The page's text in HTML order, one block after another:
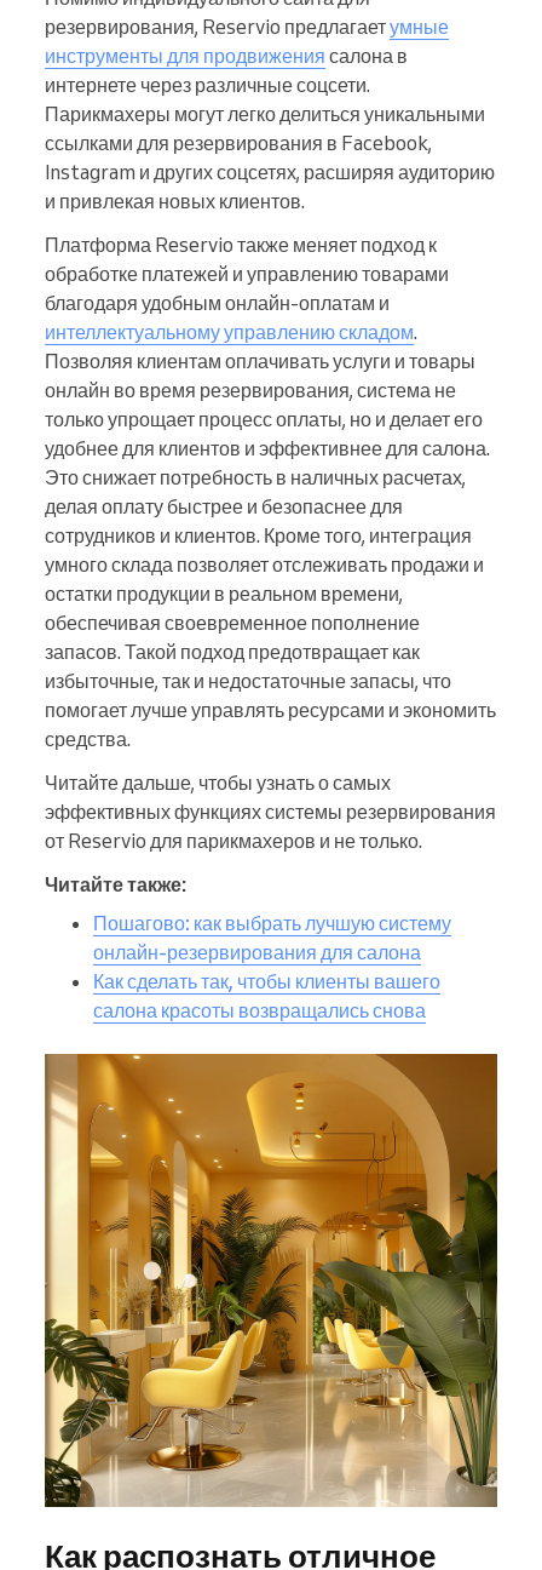
резервирования, Reservio предлагаетумные
инструменты для продвижения салона в
интернете через различные соцсети.
Парикмахеры могут легко делиться уникальными
ссылками для резервирования в Facebook,
Instagram и других соцсетях, расширяя аудиторию
и привлекая новых клиентов.
Платформа Reservio также меняет подход к
обработке платежей и управлению товарами
благодаря удобным онлайн-оплатам и
интеллектуальному управлению складом.
Позволяя клиентам оплачивать услуги и товары
онлайн во время резервирования, система не
только упрощает процесс оплаты, но и делает его
удобнее для клиентов и эффективнее для салона.
Это снижает потребность в наличных расчетах,
делая оплату быстрее и безопаснее для
сотрудников и клиентов. Кроме того, интеграция
умного склада позволяет отслеживать продажи и
остатки продукции в реальном времени,
обеспечивая своевременное пополнение
запасов. Такой подход предотвращает как
избыточные, так и недостаточные запасы, что
помогает лучше управлять ресурсами и экономить
средства.
Читайте дальше, чтобы узнать о самых
эффективных функциях системы резервирования
от Reservio для парикмахеров и не только.
Читайте также:
Пошагово: как выбрать лучшую систему
онлайн-резервирования для салона
Как сделать так, чтобы клиенты вашего
салона красоты возвращались снова
Как распознать отличное